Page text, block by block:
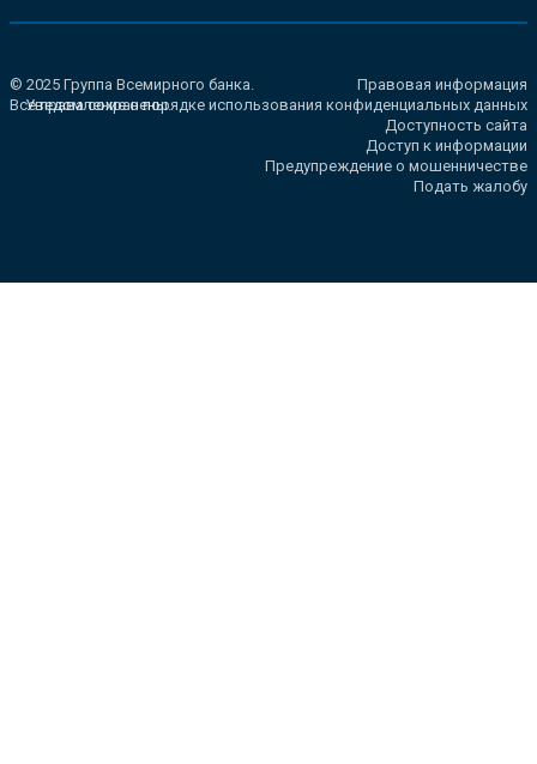
© 2025 Группа Всемирного банка.
Все права сохранены.
Правовая информация
Уведомление о порядке использования конфиденциальных данных
Доступность сайта
Доступ к информации
Предупреждение о мошенничестве
Подать жалобу